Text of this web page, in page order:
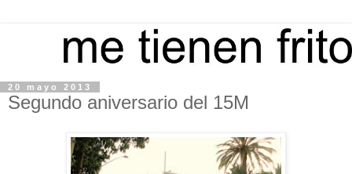
20 mayo 2013
Segundo aniversario del 15M